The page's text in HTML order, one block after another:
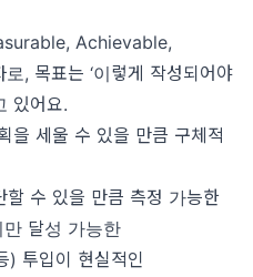
Achievable,
, 목표는 ‘이렇게 작성되어야
있어요.
을 세울 수 있을 만큼 구체적
수 있을 만큼 측정 가능한
달성 가능한
투입이 현실적인